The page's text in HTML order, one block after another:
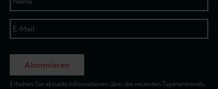
Abonnieren
Erhalten Sie aktuelle Informationen über die neuesten Tapetentrends.